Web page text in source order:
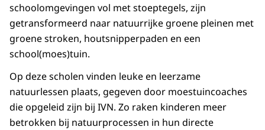
schoolomgevingen vol met stoeptegels, zijn
getransformeerd naar natuurrijke groene pleinen met
groene stroken, houtsnipperpaden en een
school(moes)tuin.
Op deze scholen vinden leuke en leerzame
natuurlessen plaats, gegeven door moestuincoaches
die opgeleid zijn bij IVN. Zo raken kinderen meer
betrokken bij natuurprocessen in hun directe